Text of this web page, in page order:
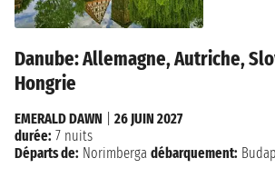
Danube: Allemagne, Autriche,
Hongrie
EMERALD DAWN
26 JUIN 2027
durée: 7 nuits
Départs de: Norimberga débarquement: